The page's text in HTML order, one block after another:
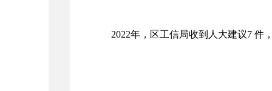
2022年，区工信局收到人大建议7 件